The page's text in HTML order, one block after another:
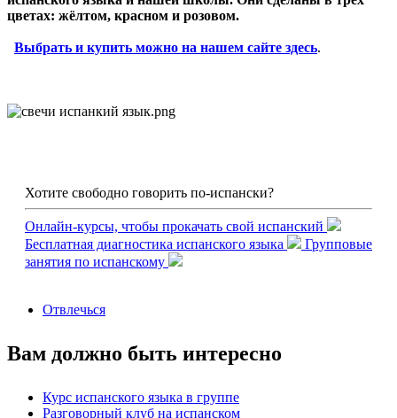
цветах: жёлтом, красном и розовом.
Выбрать и купить можно на нашем сайте здесь.
Хотите свободно говорить по-испански?
Онлайн-курсы, чтобы прокачать свой испанский
Бесплатная диагностика испанского языка
Групповые
занятия по испанскому
Отвлечься
Вам должно быть интересно
Курс испанского языка в группе
Разговорный клуб на испанском